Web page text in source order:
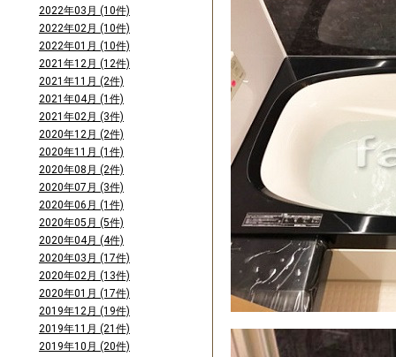
2022年03月 (10件)
2022年02月 (10件)
2022年01月 (10件)
2021年12月 (12件)
2021年11月 (2件)
2021年04月 (1件)
2021年02月 (3件)
2020年12月 (2件)
2020年11月 (1件)
2020年08月 (2件)
2020年07月 (3件)
2020年06月 (1件)
2020年05月 (5件)
2020年04月 (4件)
2020年03月 (17件)
2020年02月 (13件)
2020年01月 (17件)
2019年12月 (19件)
2019年11月 (21件)
2019年10月 (20件)